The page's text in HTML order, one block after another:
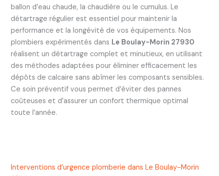
ballon d’eau chaude, la chaudière ou le cumulus. Le
détartrage régulier est essentiel pour maintenir la
performance et la longévité de vos équipements. Nos
plombiers expérimentés dans Le Boulay-Morin 27930
réalisent un détartrage complet et minutieux, en utilisant
des méthodes adaptées pour éliminer efficacement les
dépôts de calcaire sans abîmer les composants sensibles.
Ce soin préventif vous permet d’éviter des pannes
coûteuses et d’assurer un confort thermique optimal
toute l’année.
Interventions d’urgence plomberie dans Le Boulay-Morin